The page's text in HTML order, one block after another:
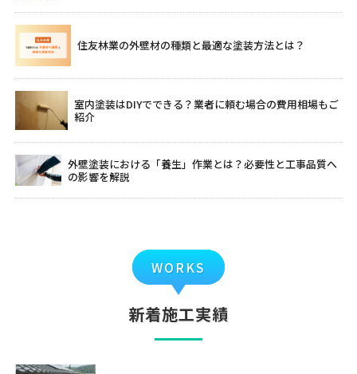
住友林業の外壁材の種類と最適な塗装方法とは？
室内塗装はDIYでできる？業者に頼む場合の費用相場もご
紹介
外壁塗装における「養生」作業とは？必要性と工事品質へ
の影響を解説
WORKS
新着施工実績